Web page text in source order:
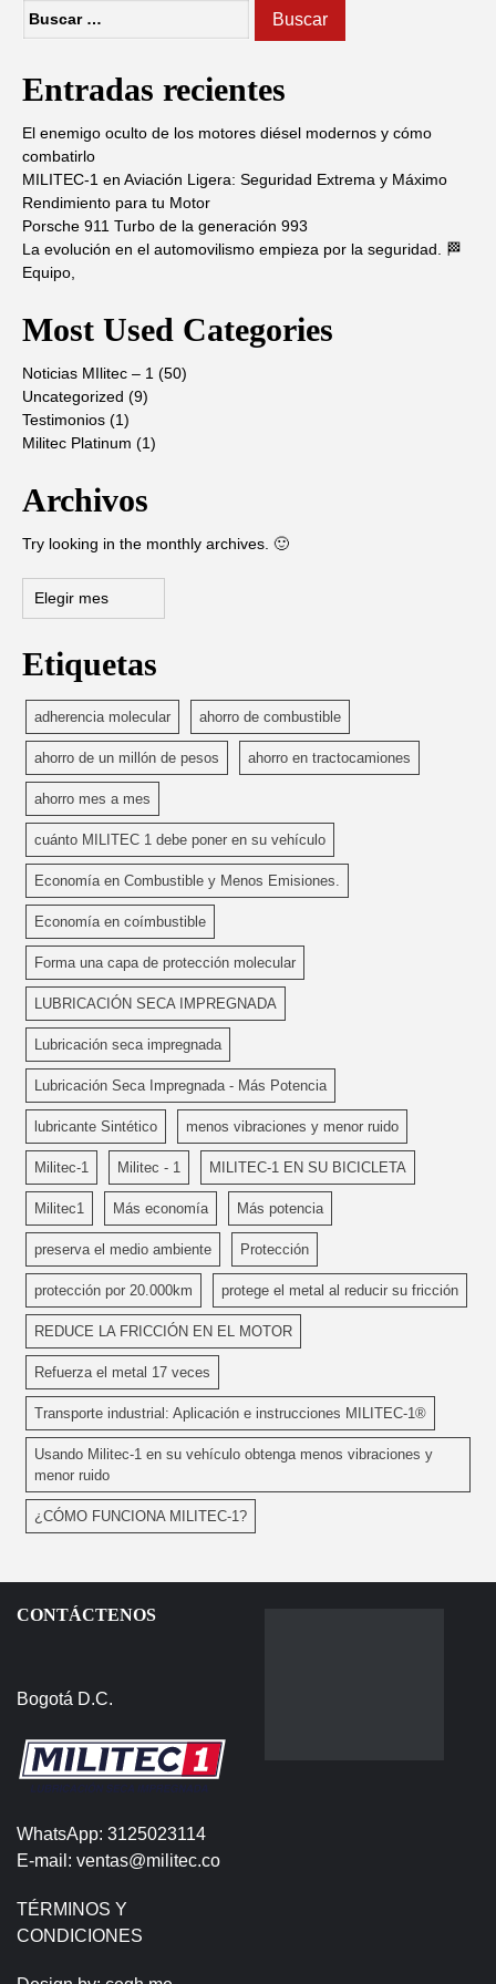
Entradas recientes
El enemigo oculto de los motores diésel modernos y cómo
combatirlo
MILITEC-1 en Aviación Ligera: Seguridad Extrema y Máximo
Rendimiento para tu Motor
Porsche 911 Turbo de la generación 993
La evolución en el automovilismo empieza por la seguridad. 🏁
Equipo,
Most Used Categories
Noticias MIlitec – 1 (50)
Uncategorized (9)
Testimonios (1)
Militec Platinum (1)
Archivos
Try looking in the monthly archives. 🙂
Etiquetas
adherencia molecular ahorro de combustible
ahorro de un millón de pesos ahorro en tractocamiones
ahorro mes a mes
cuánto MILITEC 1 debe poner en su vehículo
Economía en Combustible y Menos Emisiones.
Economía en coímbustible
Forma una capa de protección molecular
LUBRICACIÓN SECA IMPREGNADA
Lubricación seca impregnada
Lubricación Seca Impregnada - Más Potencia
lubricante Sintético menos vibraciones y menor ruido
Militec-1 Militec - 1 MILITEC-1 EN SU BICICLETA
Militec1 Más economía Más potencia
preserva el medio ambiente Protección
protección por 20.000km protege el metal al reducir su fricción
REDUCE LA FRICCIÓN EN EL MOTOR
Refuerza el metal 17 veces
Transporte industrial: Aplicación e instrucciones MILITEC-1®
Usando Militec-1 en su vehículo obtenga menos vibraciones y
menor ruido
¿CÓMO FUNCIONA MILITEC-1?
CONTÁCTENOS
Bogotá D.C.
WhatsApp: 3125023114
E-mail: ventas@militec.co
TÉRMINOS Y
CONDICIONES